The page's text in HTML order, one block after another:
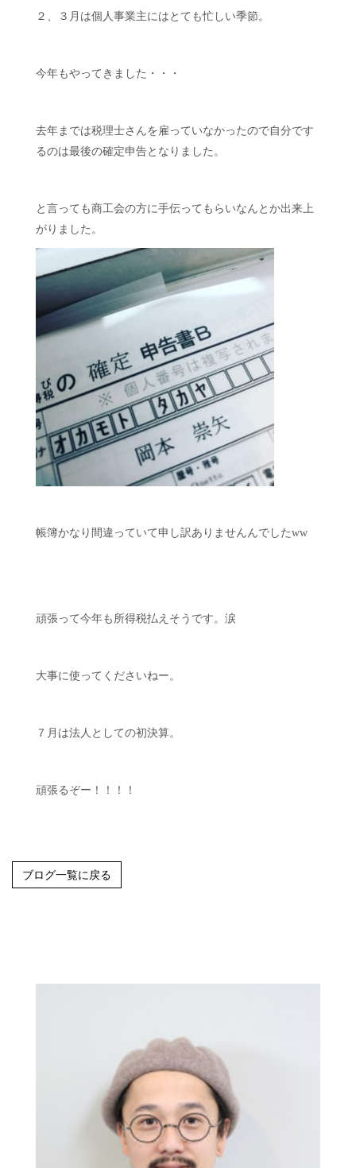
２、３月は個人事業主にはとても忙しい季節。
今年もやってきました・・・
去年までは税理士さんを雇っていなかったので自分です
るのは最後の確定申告となりました。
と言っても商工会の方に手伝ってもらいなんとか出来上
がりました。
帳簿かなり間違っていて申し訳ありませんんでしたww
頑張って今年も所得税払えそうです。涙
大事に使ってくださいねー。
７月は法人としての初決算。
頑張るぞー！！！！
ブログ一覧に戻る